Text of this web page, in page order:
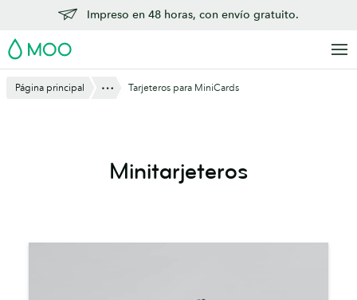
contenido
principal
Impreso en 48 horas, con envío gratuito.
MOO
Página principal Mostrar todo
Tarjeteros para MiniCards
Minitarjeteros